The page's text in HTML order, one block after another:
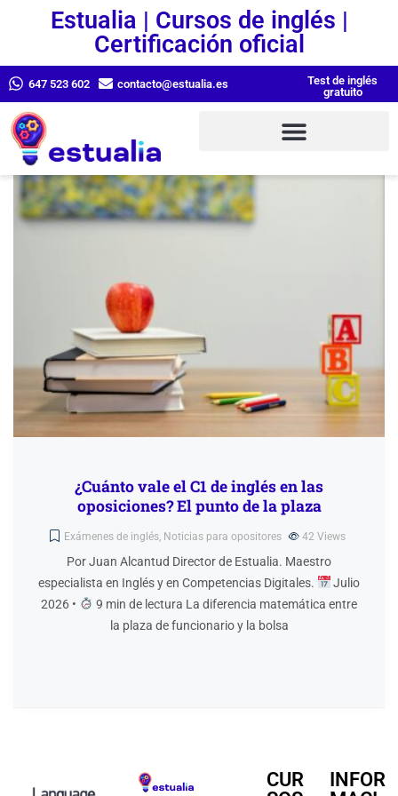
Estualia | Cursos de inglés |
Certificación oficial
647 523 602 contacto@estualia.es
Test de inglés
gratuito
¿Cuánto vale el C1 de inglés en las
oposiciones? El punto de la plaza
Exámenes de inglés, Noticias para opositores 42 Views
Por Juan Alcantud Director de Estualia. Maestro
especialista en Inglés y en Competencias Digitales.
Julio
2026 •
9 min de lectura La diferencia matemática entre
la plaza de funcionario y la bolsa
CUR
INFOR